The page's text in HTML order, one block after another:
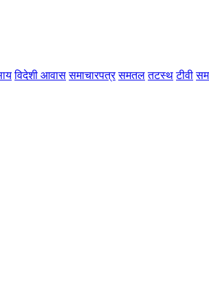
विदेशी आवास समाचारपत्र समतल तटस्थ टीवी